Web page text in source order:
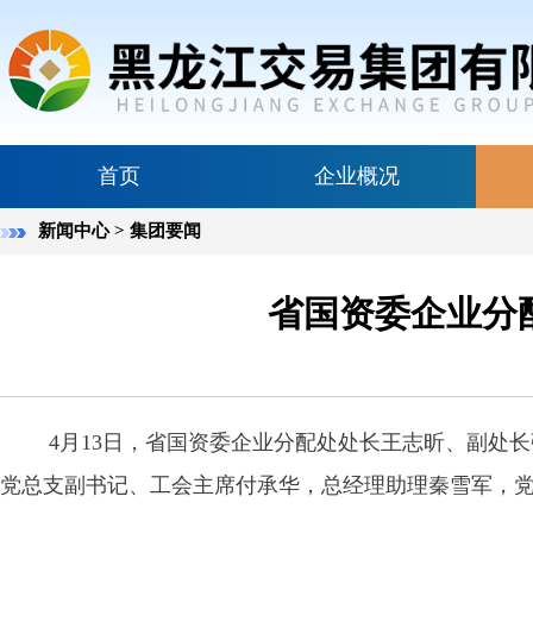
首页 企业概况
新闻中心> 集团要闻
省国资委企业分
4月13日，省国资委企业分配处处长王志昕、副处
党总支副书记、工会主席付承华，总经理助理秦雪军，